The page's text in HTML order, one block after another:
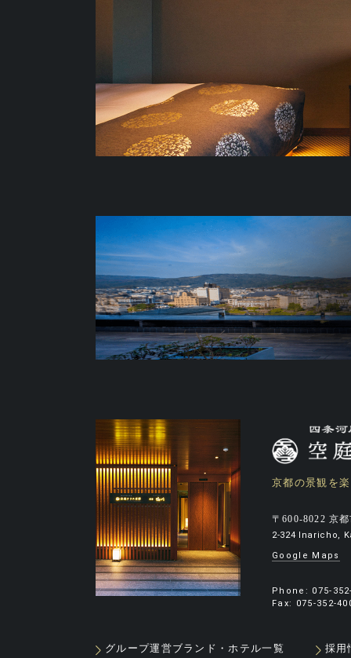
京都の景観を楽
〒600-8022 京
2-324 Inaricho,
Google Maps
Phone: 075-
Fax: 075-352-
グループ運営ブランド・ホテル一覧 採用